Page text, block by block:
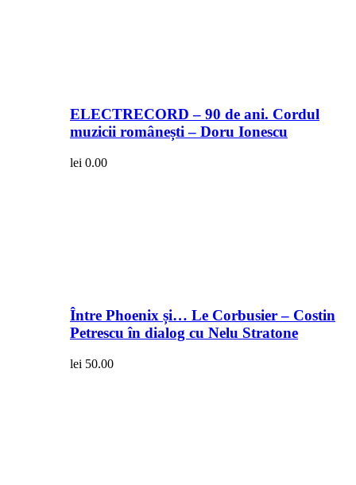
ELECTRECORD – 90 de ani. Cordul
muzicii românești – Doru Ionescu
lei 0.00
Între Phoenix și… Le Corbusier – Costin
Petrescu în dialog cu Nelu Stratone
lei 50.00